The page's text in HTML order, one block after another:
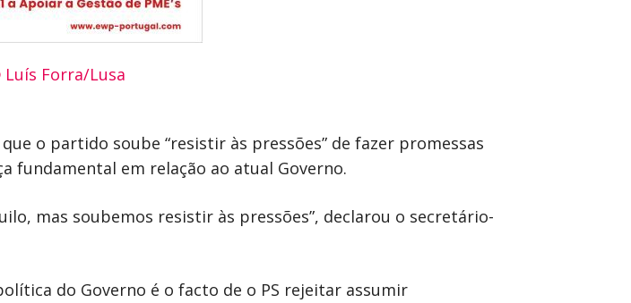
o partido soube “resistir às pressões” de fazer promessas
fundamental em relação ao atual Governo.
mas soubemos resistir às pressões”, declarou o secretário-
do Governo é o facto de o PS rejeitar assumir